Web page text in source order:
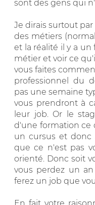
sont des gens qui
Je dirais surtout
des métiers
et la réalité il y a
métier et voir ce
vous faites
professionnel du
pas une semaine
vous prendront à
leur job. Or le
d'une formation ce
un cursus et donc
que ce n'est pas
orienté. Donc soit
vous perdez un
ferez un job que